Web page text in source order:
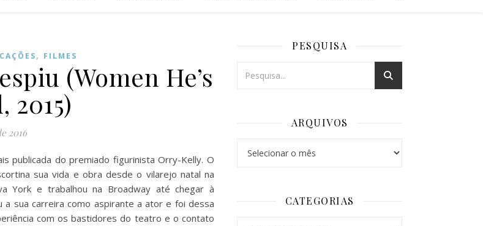
, FILMES
(Women He’s
2015)
2016
publicada do premiado figurinista Orry-Kelly. O
sua vida e obra desde o vilarejo natal na
York e trabalhou na Broadway até chegar à
a sua carreira como aspirante a ator e foi dessa
com os bastidores do teatro e o contato
PESQUISA
ARQUIVOS
CATEGORIAS